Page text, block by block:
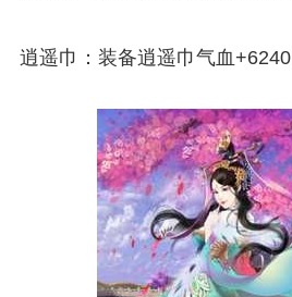
逍遥巾：装备逍遥巾气血+6240